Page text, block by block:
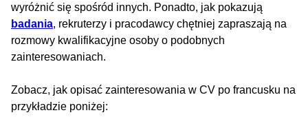
wyróżnić się spośród innych. Ponadto, jak pokazują
badania, rekruterzy i pracodawcy chętniej zapraszają na
rozmowy kwalifikacyjne osoby o podobnych
zainteresowaniach.
Zobacz, jak opisać zainteresowania w CV po francusku na
przykładzie poniżej: